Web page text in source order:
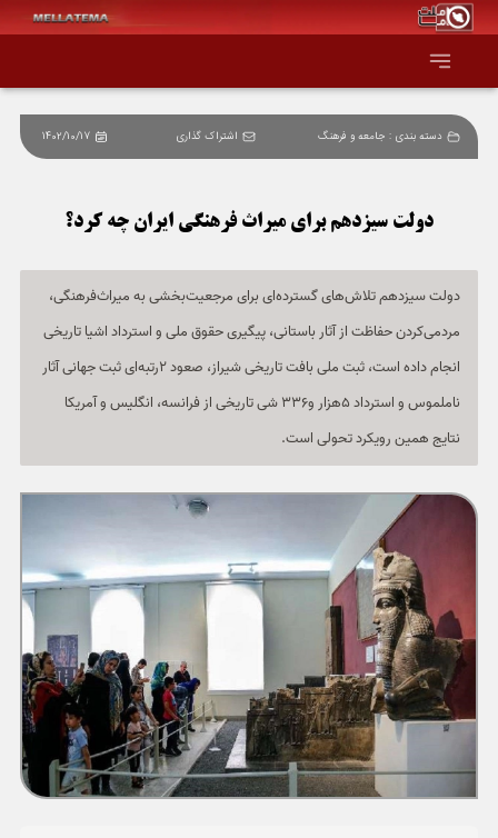
صفحه اصلی
همه عناوین
اقتصاد
سیاست و جهان
جامعه و فرهنگ
دانش و فناوری
حوادث
سبک زندگی
چند رسانه ای
دسته بندی : جامعه و فرهنگ اشتراک گذاری 1402/10/17
دولت سیزدهم برای میراث فرهنگی ایران چه کرد؟
دولت سیزدهم تلاش‌های گسترده‌ای برای مرجعیت‌بخشی به میراث‌فرهنگی،
مردمی‌کردن حفاظت از آثار باستانی، پیگیری حقوق ملی و استرداد اشیا تاریخی
انجام داده است، ثبت ملی بافت‌ تاریخی شیراز، صعود 2رتبه‌ای ثبت جهانی آثار
ناملموس و استرداد 5هزار و336 شی تاریخی از فرانسه، انگلیس و آمریکا
نتایج همین رویکرد تحولی است.